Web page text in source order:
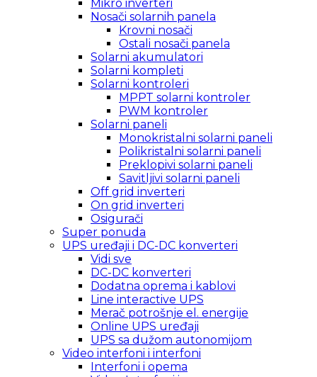
Mikro inverteri
Nosači solarnih panela
Krovni nosači
Ostali nosači panela
Solarni akumulatori
Solarni kompleti
Solarni kontroleri
MPPT solarni kontroler
PWM kontroler
Solarni paneli
Monokristalni solarni paneli
Polikristalni solarni paneli
Preklopivi solarni paneli
Savitljivi solarni paneli
Off grid inverteri
On grid inverteri
Osigurači
Super ponuda
UPS uređaji i DC-DC konverteri
Vidi sve
DC-DC konverteri
Dodatna oprema i kablovi
Line interactive UPS
Merač potrošnje el. energije
Online UPS uređaji
UPS sa dužom autonomijom
Video interfoni i interfoni
Interfoni i opema